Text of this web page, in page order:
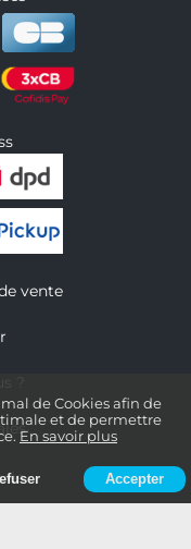
de Cookies afin de
et de permettre
En savoir plus
Accepter
vente